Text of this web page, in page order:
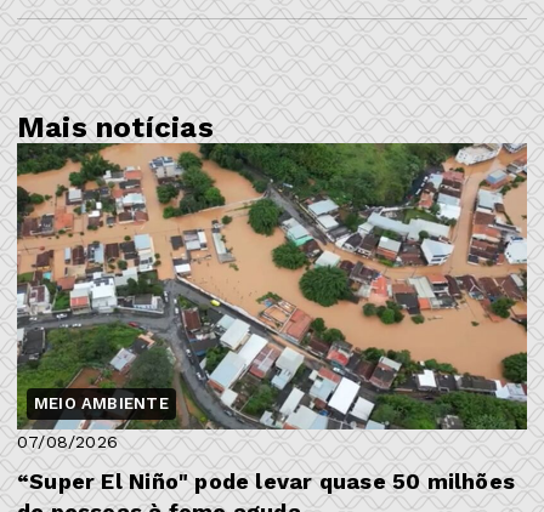
Mais notícias
MEIO AMBIENTE
07/08/2026
“Super El Niño" pode levar quase 50 milhões